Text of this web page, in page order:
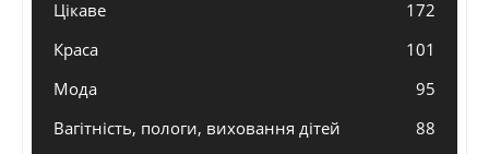
Цікаве
172
Краса
101
Мода
95
Вагітність, пологи, виховання дітей
88